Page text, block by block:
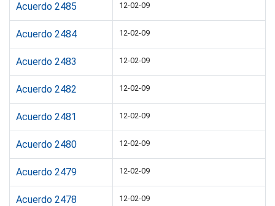
Acuerdo 2485 12-02-09
Acuerdo 2484 12-02-09
Acuerdo 2483 12-02-09
Acuerdo 2482 12-02-09
Acuerdo 2481 12-02-09
Acuerdo 2480 12-02-09
Acuerdo 2479 12-02-09
Acuerdo 2478 12-02-09